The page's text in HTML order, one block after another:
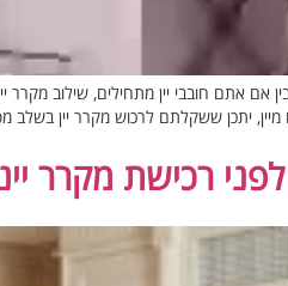
אם אתם חובבי יין מתחילים, שילוב
יתכן ששקלתם לרכוש מקרר יין בשלב
רכישת מקרר